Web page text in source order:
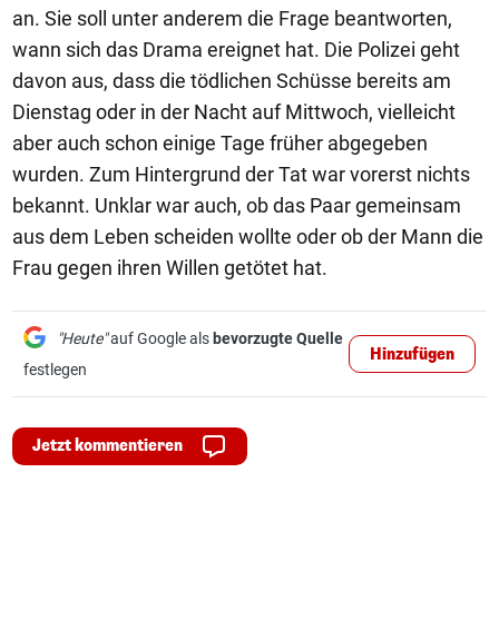
an. Sie soll unter anderem die Frage beantworten,
wann sich das Drama ereignet hat. Die Polizei geht
davon aus, dass die tödlichen Schüsse bereits am
Dienstag oder in der Nacht auf Mittwoch, vielleicht
aber auch schon einige Tage früher abgegeben
wurden. Zum Hintergrund der Tat war vorerst nichts
bekannt. Unklar war auch, ob das Paar gemeinsam
aus dem Leben scheiden wollte oder ob der Mann die
Frau gegen ihren Willen getötet hat.
"Heute"auf Google als bevorzugte Quelle
festlegen
Hinzufügen
Jetzt kommentieren